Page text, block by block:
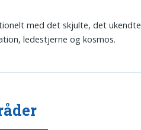
med det skjulte, det ukendte
ledestjerne og kosmos.